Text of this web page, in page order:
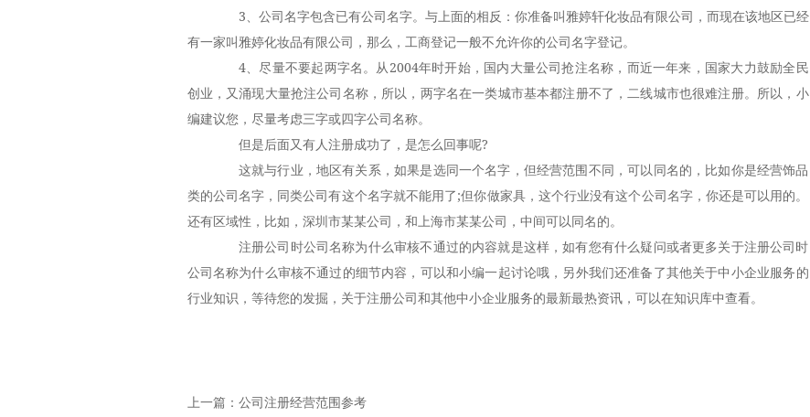
3、公司名字包含已有公司名字。与上面的相反：你准备叫雅婷轩化妆品有限公司，而现在该地区已经
有一家叫雅婷化妆品有限公司，那么，工商登记一般不允许你的公司名字登记。
4、尽量不要起两字名。从2004年时开始，国内大量公司抢注名称，而近一年来，国家大力鼓励全民
创业，又涌现大量抢注公司名称，所以，两字名在一类城市基本都注册不了，二线城市也很难注册。所以，小
编建议您，尽量考虑三字或四字公司名称。
但是后面又有人注册成功了，是怎么回事呢?
这就与行业，地区有关系，如果是选同一个名字，但经营范围不同，可以同名的，比如你是经营饰品
类的公司名字，同类公司有这个名字就不能用了;但你做家具，这个行业没有这个公司名字，你还是可以用的。
还有区域性，比如，深圳市某某公司，和上海市某某公司，中间可以同名的。
注册公司时公司名称为什么审核不通过的内容就是这样，如有您有什么疑问或者更多关于注册公司时
公司名称为什么审核不通过的细节内容，可以和小编一起讨论哦，另外我们还准备了其他关于中小企业服务的
行业知识，等待您的发掘，关于注册公司和其他中小企业服务的最新最热资讯，可以在知识库中查看。
上一篇： 公司注册经营范围参考